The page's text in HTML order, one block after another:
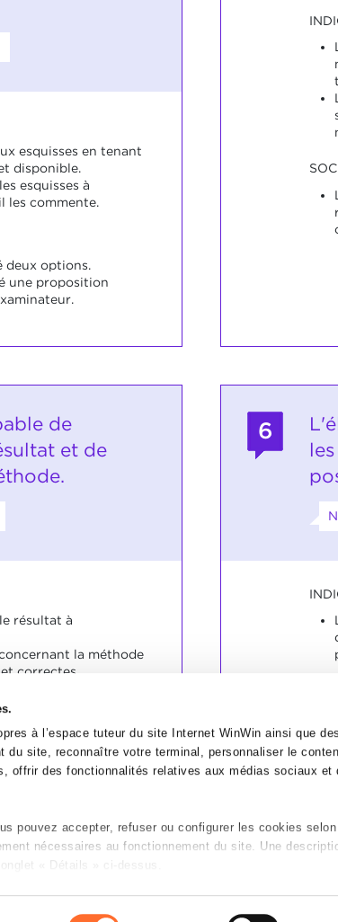
à l’espace tuteur du site Internet WinWin ainsi que
du site, reconnaître votre terminal, personnaliser le
offrir des fonctionnalités relatives aux médias sociaux et
pouvez accepter, refuser ou configurer les cookies
nécessaires au fonctionnement du site. Une
esquisses en tenant
disponible.
esquisses à
les commente.
deux options.
une proposition
de
et de
résultat à
la méthode
correctes.
le résultat de manière
6